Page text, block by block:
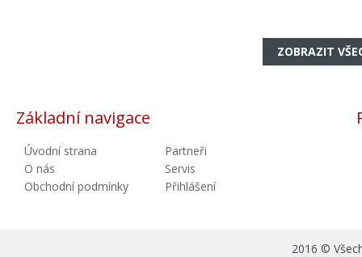
ZOBRAZIT
Základní navigace
Úvodní strana
O nás
Obchodní podmínky
Partneři
Servis
Přihlášení
2016 ©